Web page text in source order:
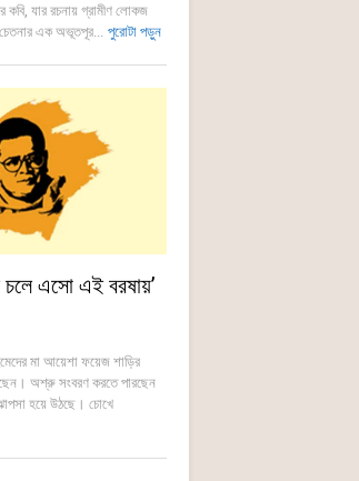
কবি, যার রচনায় গ্রামীণ লোকজ
এক অভূতপূর... পুরোটা পড়ুন
চলে এসো এই বরষায়’
মা আয়েশা ফয়েজ শাড়ির
অশ্রু সংবরণ করতে পারছেন
হয়ে উঠছে। চোখে